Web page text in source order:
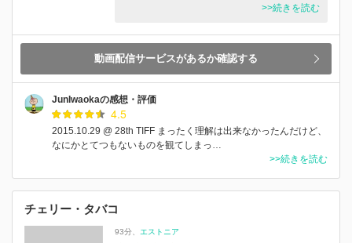
>>続きを読む
動画配信サービスがあるか確認する
JunIwaokaの感想・評価
4.5
2015.10.29 @ 28th TIFF まったく理解は出来なかったんだけど、
なにかとてつもないものを観てしまっ…
>>続きを読む
チェリー・タバコ
93分 エストニア